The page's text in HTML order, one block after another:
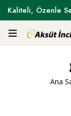
Kaliteli, Özenle
Tam Zamanı !
Ana